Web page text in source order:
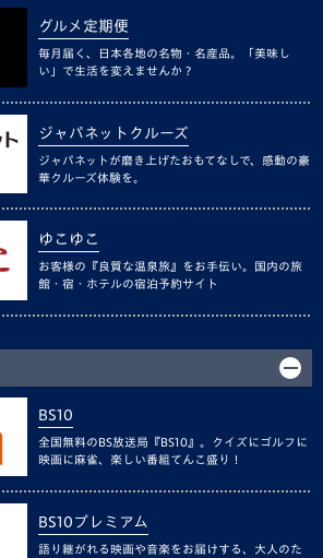
グルメ定期便
毎月届く、日本各地の名物・名産品。「美味し
い」で生活を変えませんか？
ジャパネットクルーズ
ジャパネットが磨き上げたおもてなしで、感動の豪
華クルーズ体験を。
ゆこゆこ
お客様の『良質な温泉旅』をお手伝い。国内の旅
館・宿・ホテルの宿泊予約サイト
BS10
全国無料のBS放送局『BS10』。クイズにゴルフに
映画に麻雀、楽しい番組てんこ盛り！
BS10プレミアム
語り継がれる映画や音楽をお届けする、大人のた